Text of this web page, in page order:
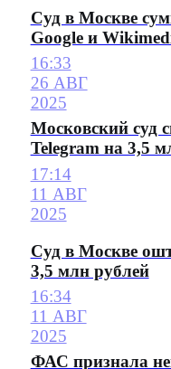
Суд в Москве
Google и
16:33
26 АВГ
2025
Московский суд
Telegram на 3,5
17:14
11 АВГ
2025
Суд в Москве
3,5 млн рублей
16:34
11 АВГ
2025
ФАС признала